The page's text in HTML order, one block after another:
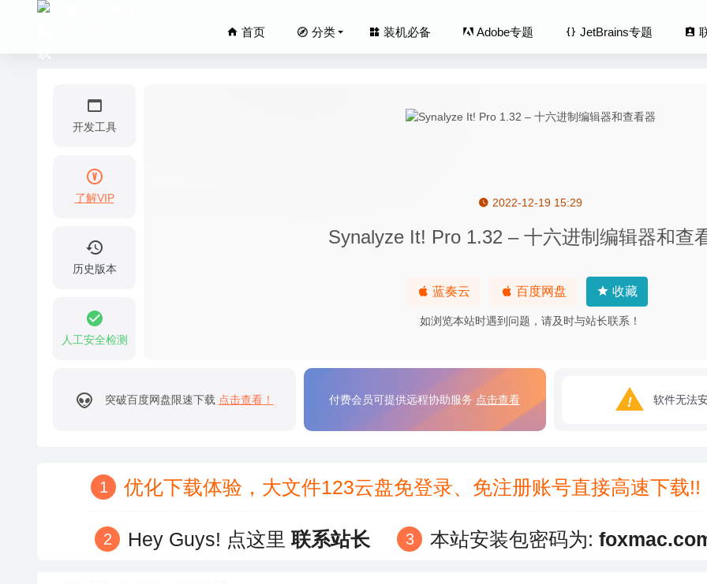
首页 分类 装机必备 Adobe专题 JetBrains专题
开发工具
了解VIP
历史版本
人工安全检测
2022-12-19 15:29
Synalyze It! Pro 1.32 – 十六进制编辑器和查
蓝奏云 百度网盘 收藏
如浏览本站时遇到问题，请及时与站长联系！
突破百度网盘限速下载 点击查看！ 付费会员可提供远程协助服务 点击查看 软件无法
优化下载体验，大文件123云盘免登录、免注册账号直接高速下载!!
Hey Guys! 点这里联系站长 本站安装包密码为:
Vivaldi 3.7.2218.4 中文版 – 独特的浏览器 2021-03-17
Foldor 1.3.1 – 文件夹图标修改美化工具 2022-11-29
Mac DVDRipper Pro 8.0.5 for Mac- 非常优秀的DVD光盘翻录工具